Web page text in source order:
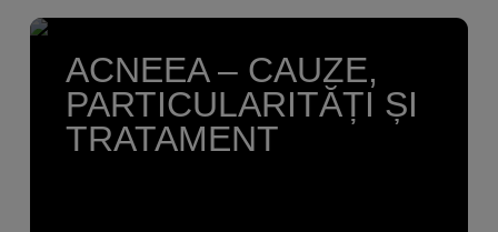
ACNEEA – CAUZE,
PARTICULARITĂȚI ȘI
TRATAMENT